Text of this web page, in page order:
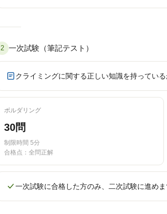
2 一次試験（筆記テスト）
クライミングに関する正しい知識を持っている
ボルダリング
30問
制限時間 5分
合格点：全問正解
一次試験に合格した方のみ、二次試験に進めま